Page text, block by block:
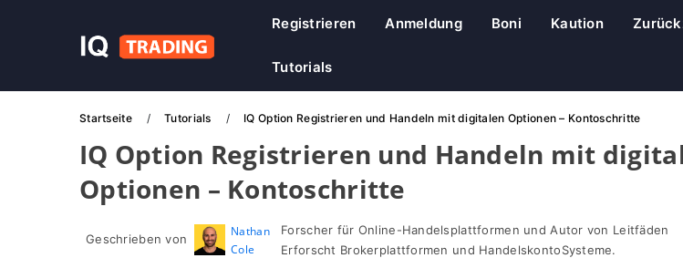
Registrieren Anmeldung Boni Kaution
Tutorials
Startseite Tutorials IQ Option Registrieren und Handeln mit digitalen Optionen – Kontoschritte
IQ Option Registrieren und Handeln mit
Optionen – Kontoschritte
Geschrieben von
Nathan
Cole
Forscher für Online-Handelsplattformen und Autor von Leitfäden
Erforscht Brokerplattformen und HandelskontoSysteme.